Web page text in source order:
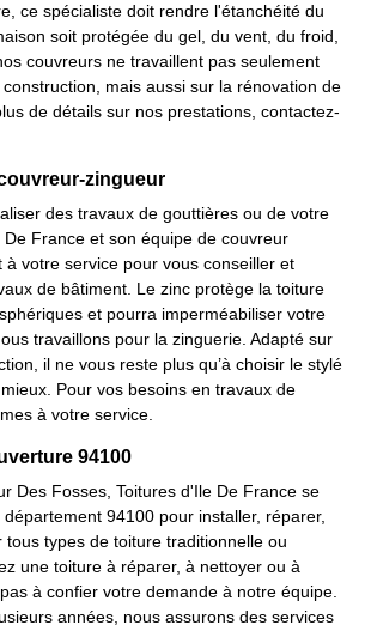
ce spécialiste doit rendre l'étanchéité du
soit protégée du gel, du vent, du froid,
couvreurs ne travaillent pas seulement
mais aussi sur la rénovation de
de détails sur nos prestations, contactez-
zingueur
des travaux de gouttières ou de votre
France et son équipe de couvreur
à votre service pour vous conseiller et
de bâtiment. Le zinc protège la toiture
et pourra imperméabiliser votre
travaillons pour la zinguerie. Adapté sur
il ne vous reste plus qu’à choisir le stylé
Pour vos besoins en travaux de
à votre service.
94100
Des Fosses, Toitures d'Ile De France se
94100 pour installer, réparer,
tous types de toiture traditionnelle ou
une toiture à réparer, à nettoyer ou à
à confier votre demande à notre équipe.
années, nous assurons des services